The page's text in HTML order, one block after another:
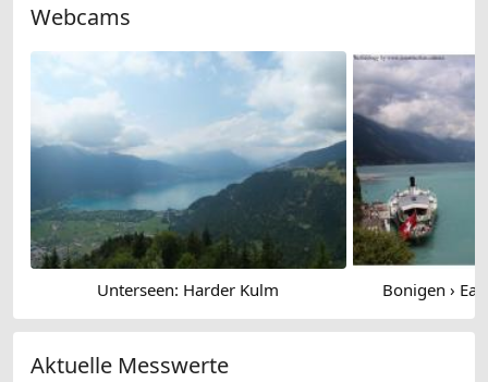
Webcams
Unterseen: Harder Kulm Bonigen ›
Aktuelle Messwerte